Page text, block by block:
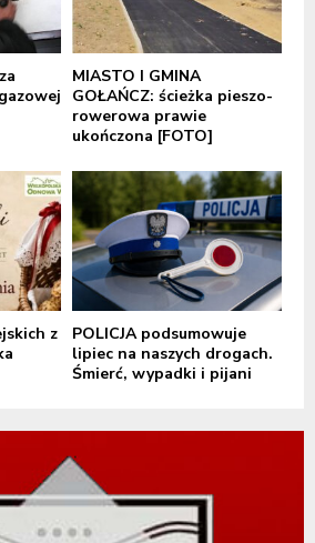
MIASTO I GMINA
GOŁAŃCZ: ścieżka pieszo-
rowerowa prawie
ukończona [FOTO]
z
POLICJA podsumowuje
lipiec na naszych drogach.
Śmierć, wypadki i pijani